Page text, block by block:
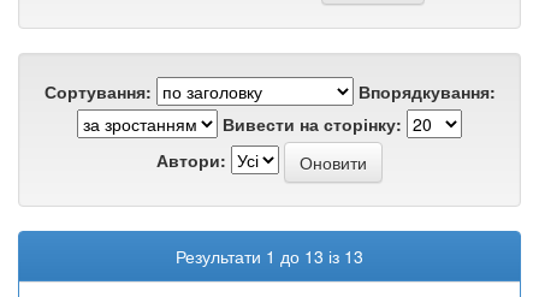
Сортування:
Впорядкування:
Вивести на сторінку:
Автори:
Результати 1 до 13 із 13